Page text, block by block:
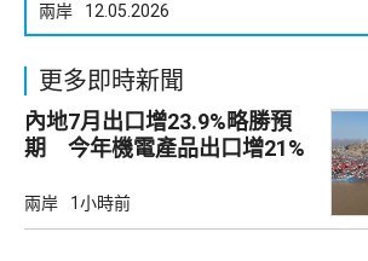
兩岸 12.05.2026
更多即時新聞
內地7月出口增23.9%略勝預
期 今年機電產品出口增21%
兩岸 1小時前